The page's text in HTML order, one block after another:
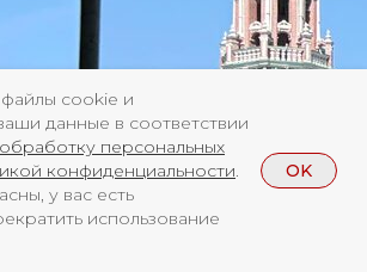
cookie и
данные в соответствии
персональных
конфиденциальности.
у вас есть
использование
OK